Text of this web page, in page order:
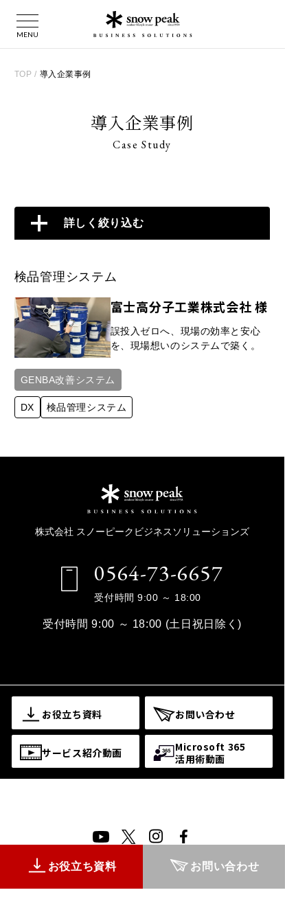
TOP / 導入企業事例
導入企業事例
Case Study
詳しく絞り込む
検品管理システム
富士高分子工業株式会社 様
誤投入ゼロへ、現場の効率と安心
を、現場想いのシステムで築く。
GENBA改善システム
DX 検品管理システム
お役立ち資料 お問い合わせ
株式会社 スノーピークビジネスソリューションズ
0564-73-6657
受付時間 9:00 ～ 18:00
受付時間 9:00 ～ 18:00 (土日祝日除く)
お役立ち資料 お問い合わせ
サービス紹介動画
Microsoft 365
活用術動画